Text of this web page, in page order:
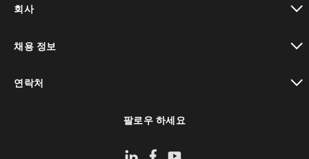
회사
채용 정보
연락처
팔로우 하세요